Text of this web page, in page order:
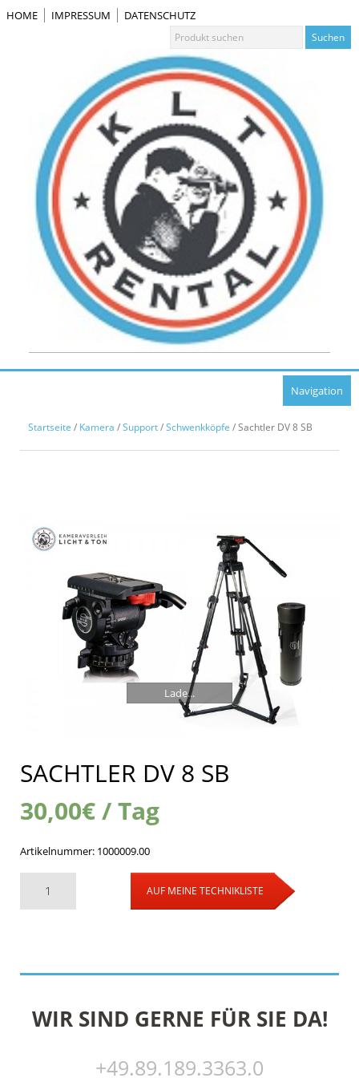
HOME IMPRESSUM DATENSCHUTZ
Navigation
Startseite / Kamera /Support/Schwenkköpfe / Sachtler DV 8 SB
Lade...
SACHTLER DV 8 SB
30,00€/ Tag
Artikelnummer: 1000009.00
AUF MEINE TECHNIKLISTE
WIR SIND GERNE FÜR SIE DA!
+49.89.189.3363.0